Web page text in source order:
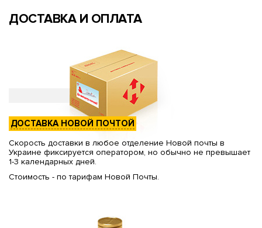
ДОСТАВКА И ОПЛАТА
ДОСТАВКА НОВОЙ ПОЧТОЙ
Скорость доставки в любое отделение Новой почты в
Украине фиксируется оператором, но обычно не превышает
1-3 календарных дней.
Стоимость - по тарифам Новой Почты.